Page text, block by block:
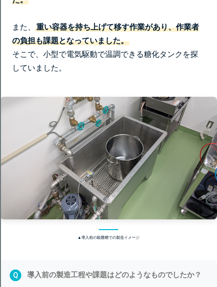
また、
重い容器を持ち上げて移す作業があり、作業者
の負担も課題となっていました。
そこで、小型で電気駆動で温調できる糖化タンクを探
していました。
▲導入前の殺菌槽での製造イメージ
Q 導入前の製造工程や課題はどのようなものでしたか？